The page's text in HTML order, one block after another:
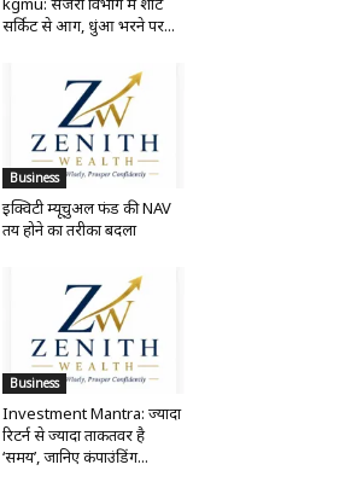
सर्किट से आग, धुंआ भरने पर...
Business
इक्विटी म्यूचुअल फंड की NAV
तय होने का तरीका बदला
Business
Investment Mantra: ज्यादा
रिटर्न से ज्यादा ताकतवर है
‘समय’, जानिए कंपाउंडिंग...